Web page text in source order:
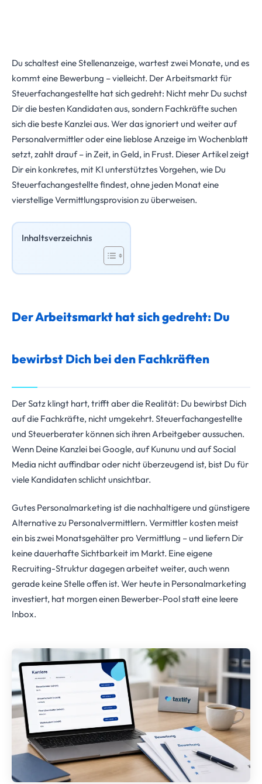
Du schaltest eine Stellenanzeige, wartest zwei Monate, und es
kommt eine Bewerbung – vielleicht. Der Arbeitsmarkt für
Steuerfachangestellte hat sich gedreht: Nicht mehr Du suchst
Dir die besten Kandidaten aus, sondern Fachkräfte suchen
sich die beste Kanzlei aus. Wer das ignoriert und weiter auf
Personalvermittler oder eine lieblose Anzeige im Wochenblatt
setzt, zahlt drauf – in Zeit, in Geld, in Frust. Dieser Artikel zeigt
Dir ein konkretes, mit KI unterstütztes Vorgehen, wie Du
Steuerfachangestellte findest, ohne jeden Monat eine
vierstellige Vermittlungsprovision zu überweisen.
Inhaltsverzeichnis
Der Arbeitsmarkt hat sich gedreht: Du
bewirbst Dich bei den Fachkräften
Der Satz klingt hart, trifft aber die Realität: Du bewirbst Dich
auf die Fachkräfte, nicht umgekehrt. Steuerfachangestellte
und Steuerberater können sich ihren Arbeitgeber aussuchen.
Wenn Deine Kanzlei bei Google, auf Kununu und auf Social
Media nicht auffindbar oder nicht überzeugend ist, bist Du für
viele Kandidaten schlicht unsichtbar.
Gutes Personalmarketing ist die nachhaltigere und günstigere
Alternative zu Personalvermittlern. Vermittler kosten meist
ein bis zwei Monatsgehälter pro Vermittlung – und liefern Dir
keine dauerhafte Sichtbarkeit im Markt. Eine eigene
Recruiting-Struktur dagegen arbeitet weiter, auch wenn
gerade keine Stelle offen ist. Wer heute in Personalmarketing
investiert, hat morgen einen Bewerber-Pool statt eine leere
Inbox.